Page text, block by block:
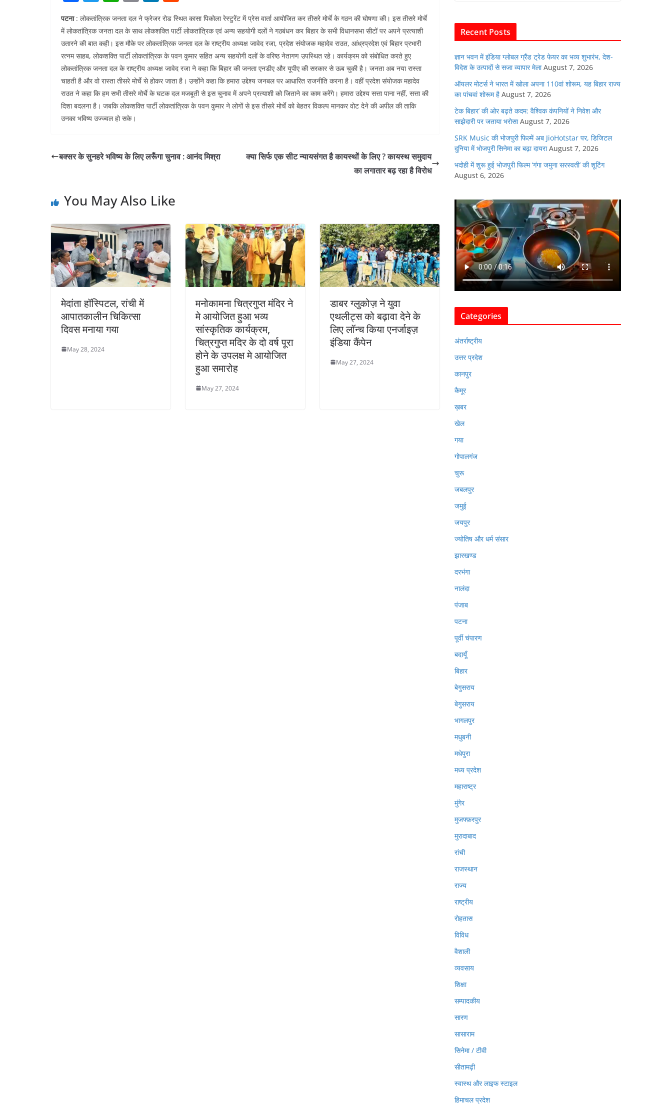
a
c
e
b
o
o
k
w
itt
er
at
s
A
p
p
m
ai
l
n
k
e
dI
n
d
di
t
पटना: लोकतांत्रिक जनता दल ने फ्रेजर रोड स्थित कासा पिकोला रेस्टुरेंट में प्रेस वार्ता आयोजित कर तीसरे मोर्चे के गठन की घोषणा की। इस तीसरे मोर्चे
में लोकतांत्रिक जनता दल के साथ लोकशक्ति पार्टी लोकतांत्रिक एवं अन्य सहयोगी दलों ने गठबंधन कर बिहार के सभी विधानसभा सीटों पर अपने प्रत्याशी
उतारने की बात कही। इस मौके पर लोकतांत्रिक जनता दल के राष्ट्रीय अध्यक्ष जावेद रजा, प्रदेश संयोजक महादेव राउत, आंध्रप्रदेश एवं बिहार प्रभारी
रत्नम साहब, लोकशक्ति पार्टी लोकतांत्रिक के पवन कुमार सहित अन्य सहयोगी दलों के वरिष्ठ नेतागण उपस्थित रहे। कार्यक्रम को संबोधित करते हुए
लोकतांत्रिक जनता दल के राष्ट्रीय अध्यक्ष जावेद रजा ने कहा कि बिहार की जनता एनडीए और यूपीए की सरकार से ऊब चुकी है। जनता अब नया रास्ता
चाहती है और वो रास्ता तीसरे मोर्चे से होकर जाता है। उन्होंने कहा कि हमारा उद्देश्य जनबल पर आधारित राजनीति करना है। वहीं प्रदेश संयोजक महादेव
राउत ने कहा कि हम सभी तीसरे मोर्चे के घटक दल मजबूती से इस चुनाव में अपने प्रत्याशी को जिताने का काम करेंगे। हमारा उद्देश्य सत्ता पाना नहीं, सत्ता की
दिशा बदलना है। जबकि लोकशक्ति पार्टी लोकतांत्रिक के पवन कुमार ने लोगों से इस तीसरे मोर्चे को बेहतर विकल्प मानकर वोट देने की अपील की ताकि
उनका भविष्य उज्ज्वल हो सके।
बक्सर के सुनहरे भविष्य के लिए लरूँगा चुनाव : आनंद मिश्रा
क्या सिर्फ एक सीट न्यायसंगत है कायस्थों के लिए ? कायस्थ समुदाय
का लगातार बढ़ रहा है विरोध
You May Also Like
मेदांता हॉस्पिटल, रांची में
आपातकालीन चिकित्सा
दिवस मनाया गया
May 28, 2024
मनोकामना चित्रगुप्त मंदिर ने
मे आयोजित हुआ भव्य
सांस्कृतिक कार्यक्रम,
चित्रगुप्त मदिर के दो वर्ष पूरा
होने के उपलक्ष मे आयोजित
हुआ समारोह
May 27, 2024
डाबर ग्लुकोज़ ने युवा
एथलीट्स को बढ़ावा देने के
लिए लॉन्च किया एनर्जाइज़
इंडिया कैंपेन
May 27, 2024
o
o
k
p
Recent Posts
ज्ञान भवन में इंडिया ग्लोबल ग्रैंड ट्रेड फेयर का भव्य शुभारंभ, देश-
विदेश के उत्पादों से सजा व्यापार मेला August 7, 2026
ऑयलर मोटर्स ने भारत में खोला अपना 110वां शोरूम, यह बिहार राज्य
का पांचवां शोरूम है August 7, 2026
टेक बिहार’ की ओर बढ़ते कदम: वैश्विक कंपनियों ने निवेश और
साझेदारी पर जताया भरोसा August 7, 2026
SRK Music की भोजपुरी फिल्में अब JioHotstar पर, डिजिटल
दुनिया में भोजपुरी सिनेमा का बढ़ा दायरा August 7, 2026
भदोही में शुरू हुई भोजपुरी फिल्म ‘गंगा जमुना सरस्वती’ की शूटिंग
August 6, 2026
Categories
अंतर्राष्ट्रीय
उत्तर प्रदेश
कानपुर
कैमूर
ख़बर
खेल
गया
गोपालगंज
चुरू
जबलपुर
जमुई
जयपुर
ज्योतिष और धर्म संसार
झारखण्ड
दरभंगा
नालंदा
पंजाब
पटना
पूर्वी चंपारण
बदायूँ
बिहार
बेगुसराय
बेगुसराय
भागलपुर
मधुबनी
मधेपुरा
मध्य प्रदेश
महाराष्ट्र
मुंगेर
मुजफ्फ़रपुर
मुरादाबाद
रांची
राजस्थान
राज्य
राष्ट्रीय
रोहतास
विविध
वैशाली
व्यवसाय
शिक्षा
सम्पादकीय
सारण
सासाराम
सिनेमा / टीवी
सीतामढ़ी
स्वास्थ और लाइफ स्टाइल
हिमाचल प्रदेश